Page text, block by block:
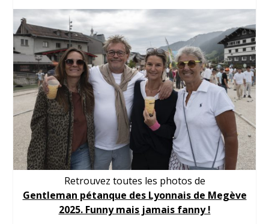
Retrouvez toutes les photos de
Gentleman pétanque des Lyonnais de Megève
2025. Funny mais jamais fanny !